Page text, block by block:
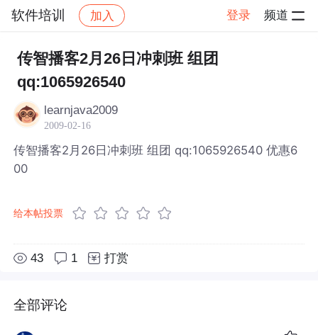
软件培训 加入 登录 频道
社区 软件培训 帖子详情
传智播客2月26日冲刺班 组团
qq:1065926540
learnjava2009
2009-02-16
传智播客2月26日冲刺班 组团 qq:1065926540 优惠6
00
给本帖投票
43 1 打赏
全部评论